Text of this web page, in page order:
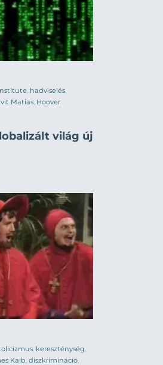
, hadviselés,
Matias, Hoover
világ új
kereszténység
Kalb diszkrimináció